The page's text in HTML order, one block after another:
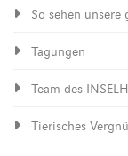
So sehen unsere
Tagungen
Team des
Tierisches